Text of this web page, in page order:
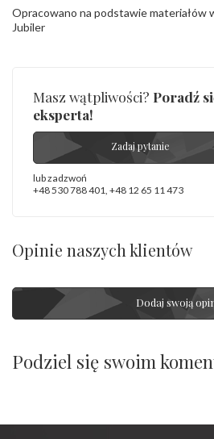
Opracowano na podstawie materiałów
Jubiler
Masz wątpliwości? Poradź
eksperta!
Zadaj pytanie
lub zadzwoń
+48 530 788 401 +48 12 65 11 473
Opinie naszych klientów
Dodaj swoją
Podziel się swoim